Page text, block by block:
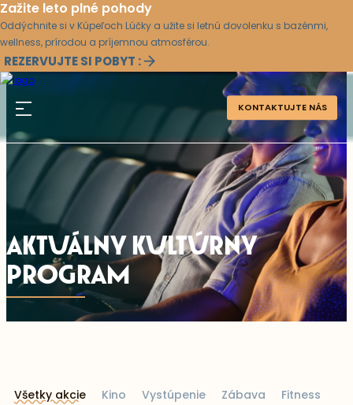
Zažite leto plné pohody
Oddýchnite si v Kúpeľoch Lúčky a užite si letnú dovolenku s bazénmi,
wellness, prírodou a príjemnou atmosférou.
REZERVUJTE SI POBYT :
KONTAKTUJTE NÁS
AKTUÁLNY KULTÚRNY
PROGRAM
Všetky akcie Kino Vystúpenie Zábava Fitness